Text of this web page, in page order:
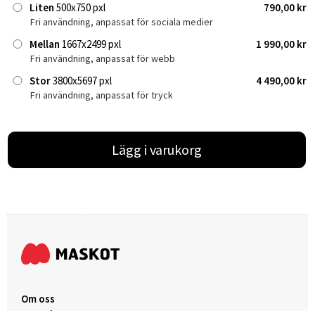
Liten 500x750 pxl 790,00 kr
Fri användning, anpassat för sociala medier
Mellan 1667x2499 pxl 1 990,00 kr
Fri användning, anpassat för webb
Stor3800x5697 pxl 4 490,00 kr
Fri användning, anpassat för tryck
Lägg i varukorg
Om oss